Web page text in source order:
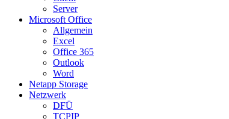
Server
Microsoft Office
Allgemein
Excel
Office 365
Outlook
Word
Netapp Storage
Netzwerk
DFÜ
TCPIP